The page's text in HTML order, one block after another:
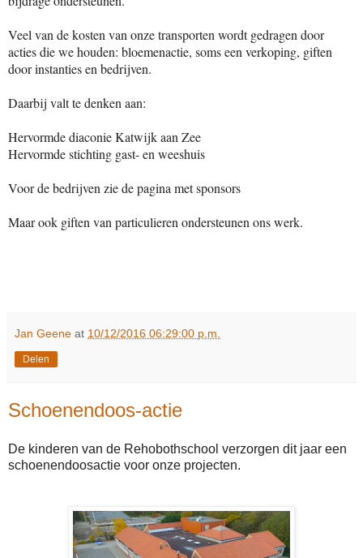
Veel van de kosten van onze transporten wordt gedragen door
acties die we houden: bloemenactie, soms een verkoping, giften
door instanties en bedrijven.
Daarbij valt te denken aan:
Hervormde diaconie Katwijk aan Zee
Hervormde stichting gast- en weeshuis
Voor de bedrijven zie de pagina met sponsors
Maar ook giften van particulieren ondersteunen ons werk.
Jan Geene at 10/12/2016 06:29:00 p.m.
Delen
Schoenendoos-actie
De kinderen van de Rehobothschool verzorgen dit jaar een
schoenendoosactie voor onze projecten.